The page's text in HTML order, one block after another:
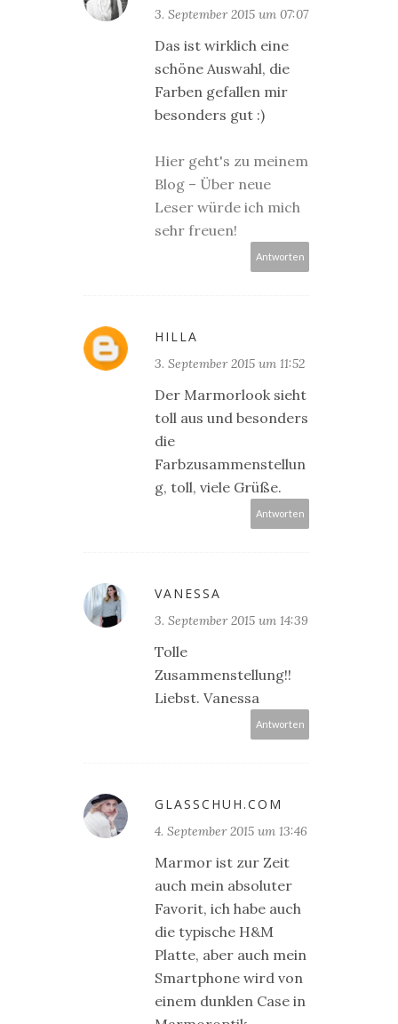
3. September 2015 um 07:07
Das ist wirklich eine
schöne Auswahl, die
Farben gefallen mir
besonders gut :)
Hier geht's zu meinem
Blog – Über neue
Leser würde ich mich
sehr freuen!
Antworten
HILLA
3. September 2015 um 11:52
Der Marmorlook sieht
toll aus und besonders
die
Farbzusammenstellun
g, toll, viele Grüße.
Antworten
VANESSA
3. September 2015 um 14:39
Tolle
Zusammenstellung!!
Liebst. Vanessa
Antworten
GLASSCHUH.COM
4. September 2015 um 13:46
Marmor ist zur Zeit
auch mein absoluter
Favorit, ich habe auch
die typische H&M
Platte, aber auch mein
Smartphone wird von
einem dunklen Case in